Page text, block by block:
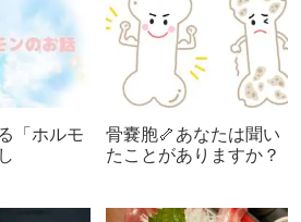
「ホルモ
骨嚢胞🦴あなたは聞い
たことがありますか？